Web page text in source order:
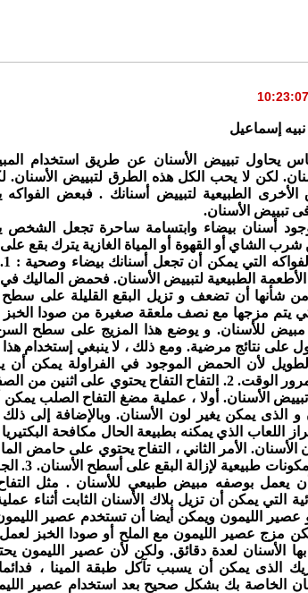
إسماعيل
يحاول تبييض الأسنان عن طريق استخدام
لكن لا يحب الكل هذه الطرق لتبييض الأسنان.
الطبيعية لتبييض أسنانك . فبعض الفواكه
تبييض الأسنان.
أسنان بيضاء وابتسامة ساحرة تجعل الشخص
شرب الشاي أو القهوة أو المياة الغازية يترك بقع
الأطعمة الطبيعية لتبييض الأسنان. فحمض الماليك في
من شأنها أن تضعف و تزيل البقع القليلة على سطح
يتم مزجها مع نصف ملعقة صغيرة من صودا
على نتائج مرضية. ومع ذلك ، لا ينبغي إستخدام
لأن الحمض الموجود في الفراولة يمكن أن
الأسنان مع مرور الوقت. 2. التفاح التفاح يحتوي على اثنين
الأسنان. أولا ، عملية مضغ التفاح الصلب يمكن
و الذى يمكن يغير لون الأسنان. وبالإضافة إلى
اللعاب الذي يمكنه بطبيعة الحال مكافحة
الأسنان. الأمر الثاني ، التفاح يحتوي على حامض
يعمل بمثابة مكونات
يعمل بوصفه مبيض طبيعي للأسنان . مثل التفاح
التي يمكن أن تزيل بلاك الأسنان الثابت أثناء
عصير الليمون ويمكن أيضا أن تستخدم عصير
مزج عصير الليمون مع الملح أو صودا الخبز
الأسنان لعدة دقائق. ولكن لأن عصير الليمون
الذى يمكن أن يسبب تآكل طبقة المينا ،
الخاصة بك بشكل صحيح بعد استخدام عصير